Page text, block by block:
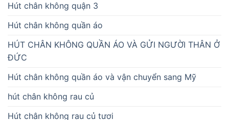
Hút chân không quận 3
Hút chân không quần áo
HÚT CHÂN KHÔNG QUẦN ÁO VÀ GỬI NGƯỜI THÂN Ở
ĐỨC
Hút chân không quần áo và vận chuyển sang Mỹ
hút chân không rau củ
Hút chân không rau củ tươi